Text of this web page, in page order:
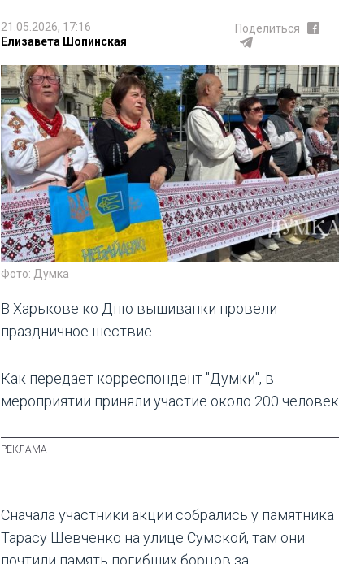
21.05.2026, 17:16
Елизавета Шопинская
Поделиться
Фото: Думка
В Харькове ко Дню вышиванки провели
праздничное шествие.
Как передает корреспондент "Думки", в
мероприятии приняли участие около 200 человек.
Сначала участники акции собрались у памятника
Тарасу Шевченко на улице Сумской, там они
почтили память погибших борцов за